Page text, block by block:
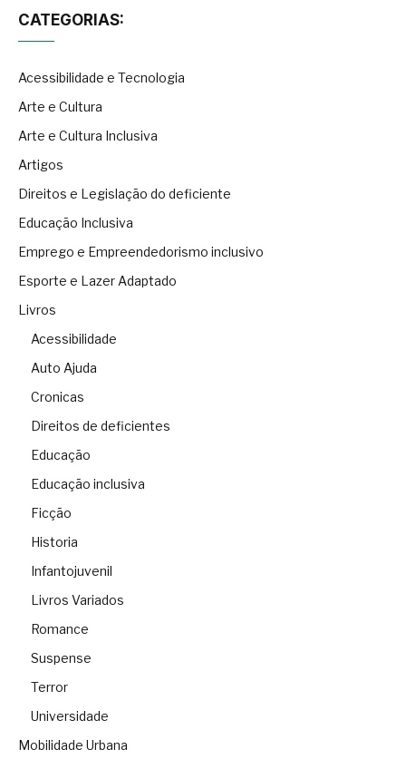
CATEGORIAS:
Acessibilidade e Tecnologia
Arte e Cultura
Arte e Cultura Inclusiva
Artigos
Direitos e Legislação do deficiente
Educação Inclusiva
Emprego e Empreendedorismo inclusivo
Esporte e Lazer Adaptado
Livros
Acessibilidade
Auto Ajuda
Cronicas
Direitos de deficientes
Educação
Educação inclusiva
Ficção
Historia
Infantojuvenil
Livros Variados
Romance
Suspense
Terror
Universidade
Mobilidade Urbana